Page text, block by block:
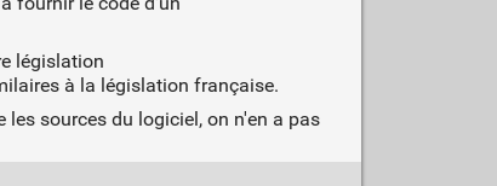
législation
à la législation française.
sources du logiciel, on n'en a pas